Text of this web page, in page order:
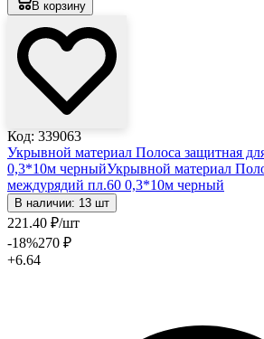
В корзину
Код: 339063
Укрывной материал Полоса защитная
0,3*10м черныйУкрывной материал
междурядий пл.60 0,3*10м черный
В наличии: 13 шт
221 .40 ₽/шт
-18%270 ₽
+6.64